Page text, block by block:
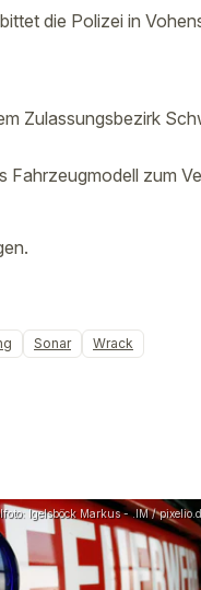
die Polizei in
Zulassungsbezirk
Fahrzeugmodell zum
Sonar Wrack
Igelsböck Markus - .IM /